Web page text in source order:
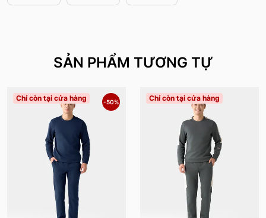
SẢN PHẨM TƯƠNG TỰ
Chỉ còn tại cửa hàng -50% Chỉ còn tại cửa hàng